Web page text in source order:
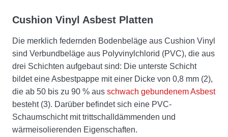
Cushion Vinyl Asbest Platten
Die merklich federnden Bodenbeläge aus Cushion Vinyl
sind Verbundbeläge aus Polyvinylchlorid (PVC), die aus
drei Schichten aufgebaut sind: Die unterste Schicht
bildet eine Asbestpappe mit einer Dicke von 0,8 mm (2),
die ab 50 bis zu 90 % aus schwach gebundenem Asbest
besteht (3). Darüber befindet sich eine PVC-
Schaumschicht mit trittschalldämmenden und
wärmeisolierenden Eigenschaften.